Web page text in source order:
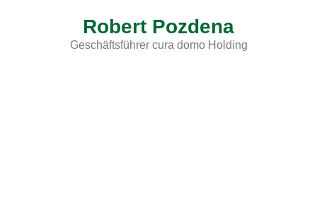
Robert Pozdena
Geschäftsführer cura domo Holding